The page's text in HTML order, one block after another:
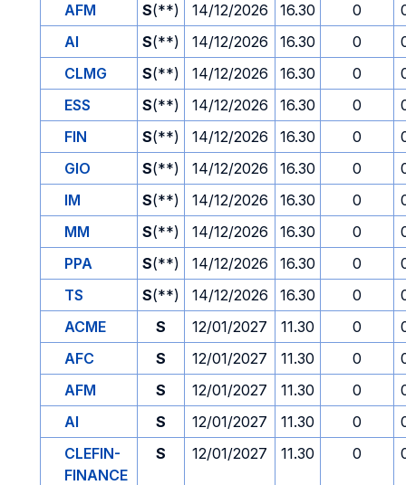
AFM
S(**) 14/12/2026 16.30 0
AI
S(**) 14/12/2026 16.30 0
CLMG
S(**) 14/12/2026 16.30 0
ESS
S(**) 14/12/2026 16.30 0
FIN
S(**) 14/12/2026 16.30 0
GIO
S(**) 14/12/2026 16.30 0
IM
S(**) 14/12/2026 16.30 0
MM
S(**) 14/12/2026 16.30 0
PPA
S(**) 14/12/2026 16.30 0
TS
S(**) 14/12/2026 16.30 0
ACME
S 12/01/2027 11.30 0
AFC
S 12/01/2027 11.30 0
AFM
S 12/01/2027 11.30 0
AI
S 12/01/2027 11.30 0
CLEFIN-
FINANCE
S 12/01/2027 11.30 0